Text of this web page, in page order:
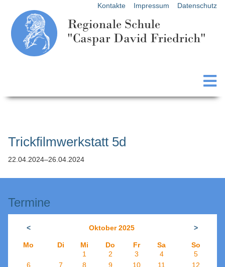
Kontakte Impressum Datenschutz
Regionale Schule
"Caspar David Friedrich"
Trickfilmwerkstatt 5d
22.04.2024–26.04.2024
Termine
< Oktober 2025 >
Mo Di Mi Do Fr Sa
So
1
2 3 4
5
6
7 8 9 10 11
12